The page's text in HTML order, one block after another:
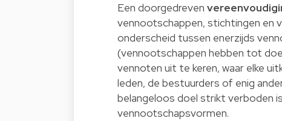
Een doorgedreven
vennootschappen, stichtingen en
onderscheid tussen enerzijds
(vennootschappen hebben tot
vennoten uit te keren, waar elke
leden, de bestuurders of enig
belangeloos doel strikt verboden
vennootschapsvormen.